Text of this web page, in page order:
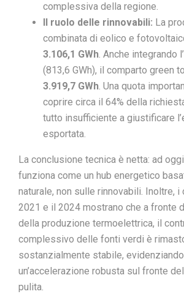
complessiva della regione.
Il ruolo delle rinnovabili: La
combinata di eolico e
3.106,1 GWh. Anche integrando
(813,6 GWh), il comparto green
3.919,7 GWh. Una quota
coprire circa il 64% della
tutto insufficiente a giustificare
esportata.
La conclusione tecnica è netta: ad
funziona come un hub energetico
naturale, non sulle rinnovabili. Inoltre,
2021 e il 2024 mostrano che a fronte
della produzione termoelettrica, il
complessivo delle fonti verdi è
sostanzialmente stabile,
un’accelerazione robusta sul fronte
pulita.